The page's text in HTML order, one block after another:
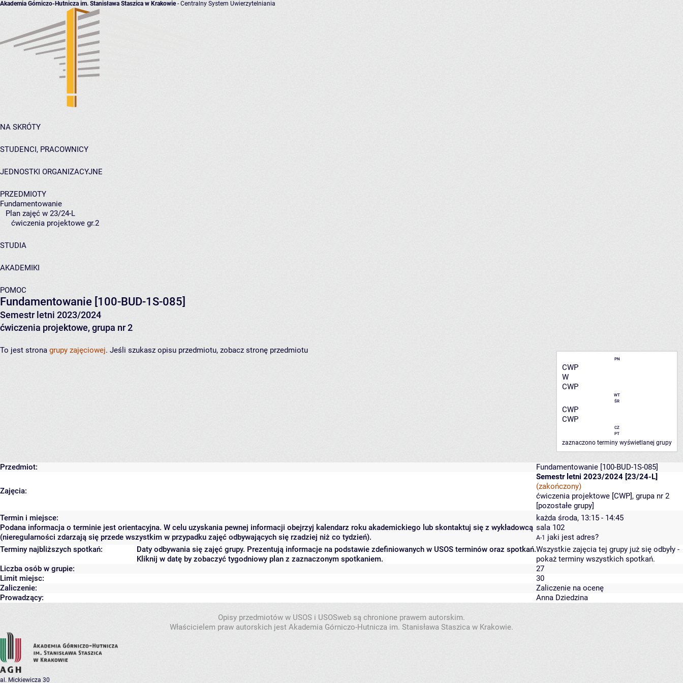
Akademia Górniczo-Hutnicza im. Stanisława Staszica w Krakowie- Centralny System Uwierzytelniania
NA SKRÓTY
STUDENCI, PRACOWNICY
JEDNOSTKI ORGANIZACYJNE
PRZEDMIOTY
Fundamentowanie
Plan zajęć w 23/24-L
ćwiczenia projektowe gr.2
STUDIA
AKADEMIKI
POMOC
Fundamentowanie [100-BUD-1S-085]
Semestr letni 2023/2024
ćwiczenia projektowe, grupa nr 2
PN
CWP
W
CWP
WT
ŚR
CWP
CWP
CZ
PT
zaznaczono terminy wyświetlanej grupy
To jest strona grupy zajęciowej. Jeśli szukasz opisu przedmiotu, zobacz stronę przedmiotu
Przedmiot: Fundamentowanie [100-BUD-1S-085]
Zajęcia:
Semestr letni 2023/2024 [23/24-L]
(zakończony)
ćwiczenia projektowe [CWP], grupa nr 2
[pozostałe grupy]
Termin i miejsce:
Podana informacja o terminie jest orientacyjna. W celu uzyskania pewnej informacji obejrzyj kalendarz roku akademickiego lub skontaktuj się z wykładowcą
(nieregularności zdarzają się przede wszystkim w przypadku zajęć odbywających się rzadziej niż co tydzień).
każda środa, 13:15 - 14:45
sala 102
A-1
jaki jest adres?
Terminy najbliższych spotkań:
Daty odbywania się zajęć grupy. Prezentują informacje na podstawie zdefiniowanych w USOS terminów oraz spotkań.
Kliknij w datę by zobaczyć tygodniowy plan z zaznaczonym spotkaniem.
Wszystkie zajęcia tej grupy już się odbyły -
pokaż terminy wszystkich spotkań.
Liczba osób w grupie:
27
Limit miejsc:
30
Zaliczenie:
Zaliczenie na ocenę
Prowadzący:
Anna Dziedzina
Opisy przedmiotów w USOS i USOSweb są chronione prawem autorskim.
Właścicielem praw autorskich jest Akademia Górniczo-Hutnicza im. Stanisława Staszica w Krakowie.
al. Mickiewicza 30